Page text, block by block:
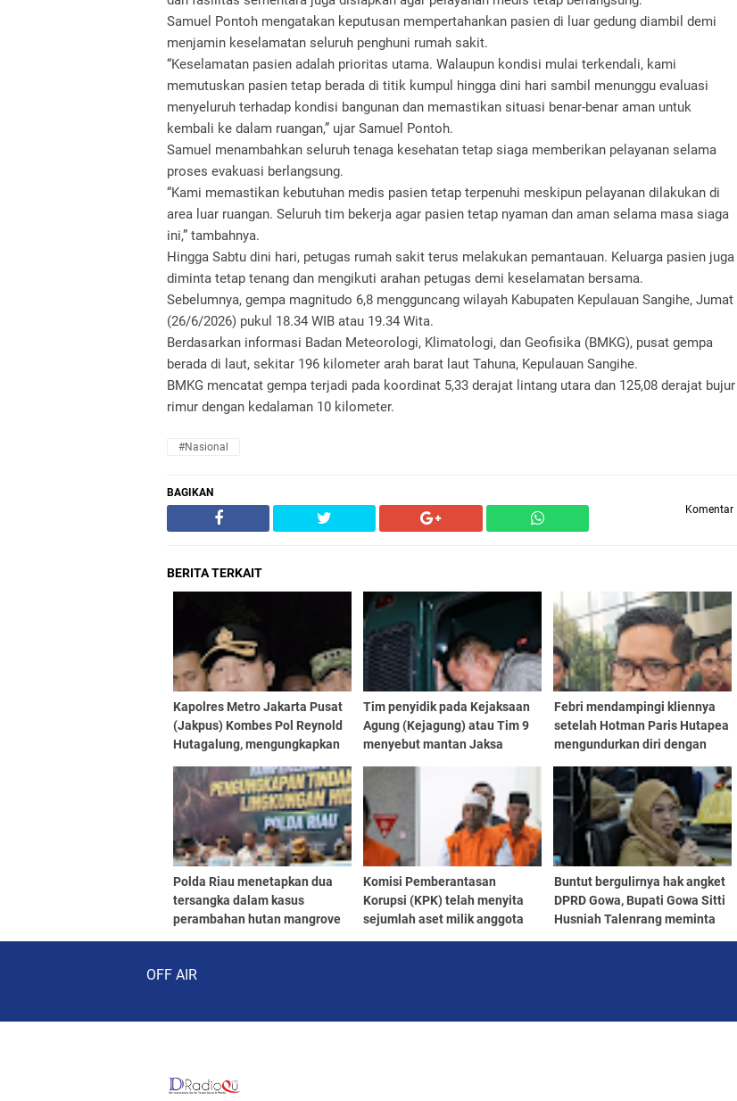
Samuel Pontoh mengatakan keputusan mempertahankan pasien di luar gedung diambil demi
menjamin keselamatan seluruh penghuni rumah sakit.
“Keselamatan pasien adalah prioritas utama. Walaupun kondisi mulai terkendali, kami
memutuskan pasien tetap berada di titik kumpul hingga dini hari sambil menunggu evaluasi
menyeluruh terhadap kondisi bangunan dan memastikan situasi benar-benar aman untuk
kembali ke dalam ruangan,” ujar Samuel Pontoh.
Samuel menambahkan seluruh tenaga kesehatan tetap siaga memberikan pelayanan selama
proses evakuasi berlangsung.
“Kami memastikan kebutuhan medis pasien tetap terpenuhi meskipun pelayanan dilakukan di
area luar ruangan. Seluruh tim bekerja agar pasien tetap nyaman dan aman selama masa siaga
ini,” tambahnya.
Hingga Sabtu dini hari, petugas rumah sakit terus melakukan pemantauan. Keluarga pasien juga
diminta tetap tenang dan mengikuti arahan petugas demi keselamatan bersama.
Sebelumnya, gempa magnitudo 6,8 mengguncang wilayah Kabupaten Kepulauan Sangihe, Jumat
(26/6/2026) pukul 18.34 WIB atau 19.34 Wita.
Berdasarkan informasi Badan Meteorologi, Klimatologi, dan Geofisika (BMKG), pusat gempa
berada di laut, sekitar 196 kilometer arah barat laut Tahuna, Kepulauan Sangihe.
BMKG mencatat gempa terjadi pada koordinat 5,33 derajat lintang utara dan 125,08 derajat bujur
rimur dengan kedalaman 10 kilometer.
#Nasional
BAGIKAN
Komentar
BERITA TERKAIT
Kapolres Metro Jakarta Pusat
(Jakpus) Kombes Pol Reynold
Hutagalung, mengungkapkan
warga dan sekelompok
pemuda yang terjadi di lahan
kosong Jalan Tambak
Tim penyidik pada Kejaksaan
Agung (Kejagung) atau Tim 9
menyebut mantan Jaksa
Pidana Khusus (Jampidsus)
Febrie Adriansyah diduga
terlibat Tindak Pidana
Pencucian Uang (TPPU)
Febri mendampingi kliennya
setelah Hotman Paris Hutapea
mengundurkan diri dengan
sebelumnya.
Polda Riau menetapkan dua
tersangka dalam kasus
perambahan hutan mangrove
Kecil dan Dusun Indah Lestar
Komisi Pemberantasan
Korupsi (KPK) telah menyita
sejumlah aset milik anggota
Buntut bergulirnya hak angket
DPRD Gowa, Bupati Gowa Sitti
Husniah Talenrang meminta
OFF AIR